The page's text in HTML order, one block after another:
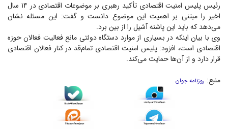
رئیس پلیس امنیت اقتصادی تأکید رهبری بر موضوعات اقتصادی در ۱۴ سال
اخیر را مبتنی بر اهمیت این موضوع دانست و گفت: این مسئله نشان
می‌دهد که باید این پاشنه آشیل را از بین برد.
وی با بیان اینکه در بسیاری از موارد دستگاه دولتی مانع فعالیت فعالان حوزه
اقتصادی است، افزود: پلیس امنیت اقتصادی تمام‌قد در کنار فعالان اقتصادی
قرار دارد و از آن‌ها حمایت می‌کند.
منبع: روزنامه جوان